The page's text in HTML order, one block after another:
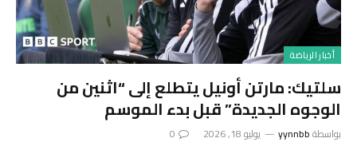
أخبار الرياضة
سلتيك: مارتن أونيل يتطلع إلى “اثنين من
الوجوه الجديدة” قبل بدء الموسم
بواسطةyynnbb يوليو 18, 2026 0